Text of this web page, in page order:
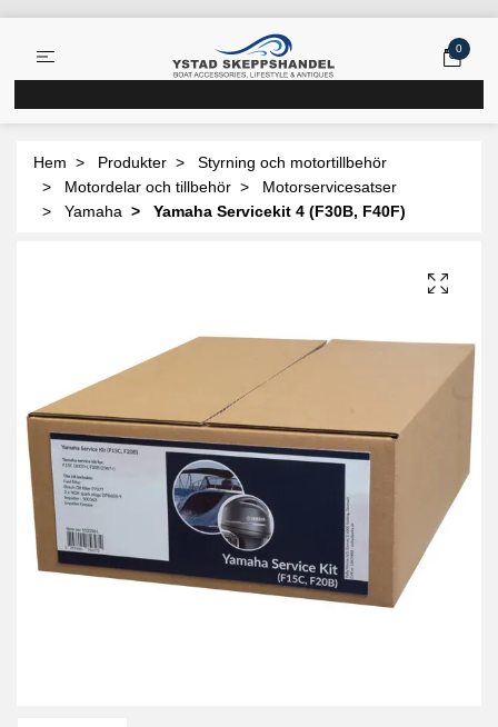
0
Hem Produkter
Styrning och motortillbehör
Motordelar och tillbehör
Motorservicesatser
Yamaha
Yamaha Servicekit 4 (F30B, F40F)